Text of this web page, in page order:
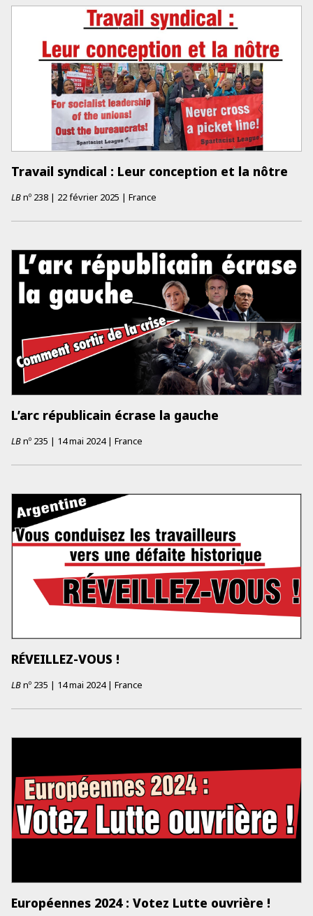
Travail syndical : Leur conception et la nôtre
LBnº 238 | 22 février 2025 | France
L’arc républicain écrase la gauche
LBnº 235 | 14 mai 2024 | France
RÉVEILLEZ-VOUS !
LBnº 235 | 14 mai 2024 | France
Européennes 2024 : Votez Lutte ouvrière !